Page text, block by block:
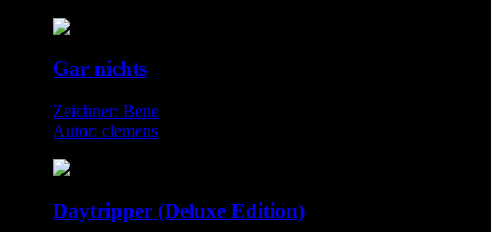
Gar nichts
Zeichner: Bene
Autor: clemens
Daytripper (Deluxe Edition)